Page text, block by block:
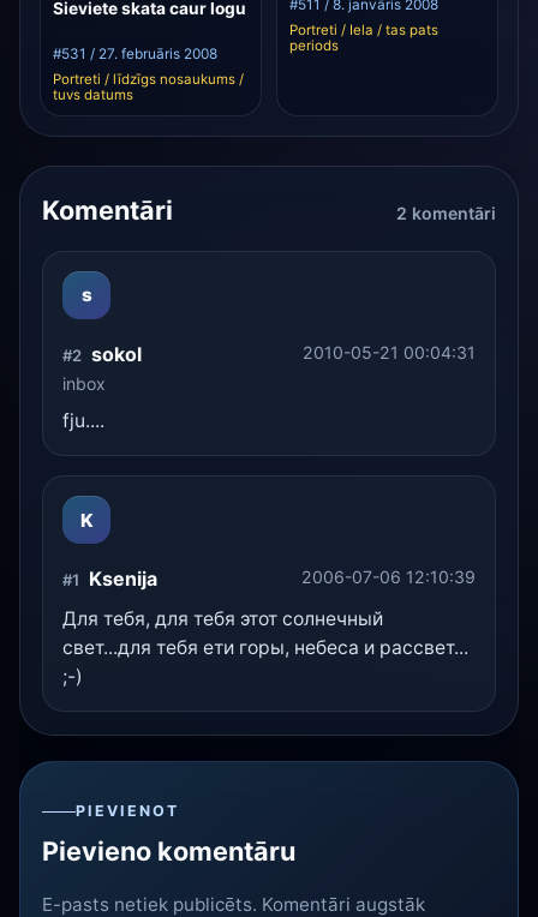
Sieviete skata caur logu
#531 / 27. februāris 2008
Portreti / līdzīgs nosaukums /
tuvs datums
#511 / 8. janvāris 2008
Portreti / Iela / tas pats
periods
Komentāri 2 komentāri
s
#2 sokol
inbox
2010-05-21 00:04:31
fju....
K
#1 Ksenija 2006-07-06 12:10:39
Для тебя, для тебя этот солнечный
свет...для тебя ети горы, небеса и рассвет...
;-)
PIEVIENOT
Pievieno komentāru
E-pasts netiek publicēts. Komentāri augstāk